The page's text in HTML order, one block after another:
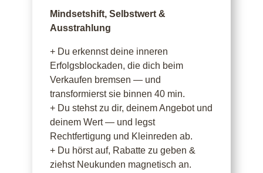
Mindsetshift, Selbstwert &
Ausstrahlung
+ Du erkennst deine inneren
Erfolgsblockaden, die dich beim
Verkaufen bremsen — und
transformierst sie binnen 40 min.
+ Du stehst zu dir, deinem Angebot und
deinem Wert — und legst
Rechtfertigung und Kleinreden ab.
+ Du hörst auf, Rabatte zu geben &
ziehst Neukunden magnetisch an.